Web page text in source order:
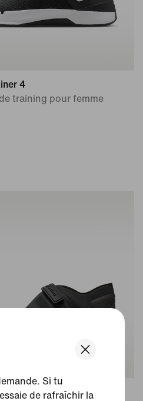
Si tu
de rafraîchir la
4
training pour femme